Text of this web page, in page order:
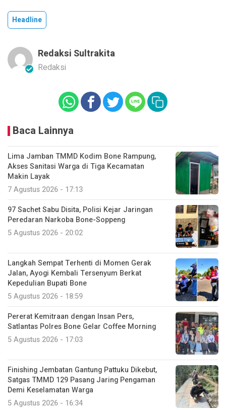
Headline
Redaksi Sultrakita
Redaksi
Baca Lainnya
Lima Jamban TMMD Kodim Bone Rampung,
Akses Sanitasi Warga di Tiga Kecamatan
Makin Layak
7 Agustus 2026 - 17:13
97 Sachet Sabu Disita, Polisi Kejar Jaringan
Peredaran Narkoba Bone-Soppeng
5 Agustus 2026 - 20:02
Langkah Sempat Terhenti di Momen Gerak
Jalan, Ayogi Kembali Tersenyum Berkat
Kepedulian Bupati Bone
5 Agustus 2026 - 18:59
Pererat Kemitraan dengan Insan Pers,
Satlantas Polres Bone Gelar Coffee Morning
5 Agustus 2026 - 17:03
Finishing Jembatan Gantung Pattuku Dikebut,
Satgas TMMD 129 Pasang Jaring Pengaman
Demi Keselamatan Warga
5 Agustus 2026 - 16:34